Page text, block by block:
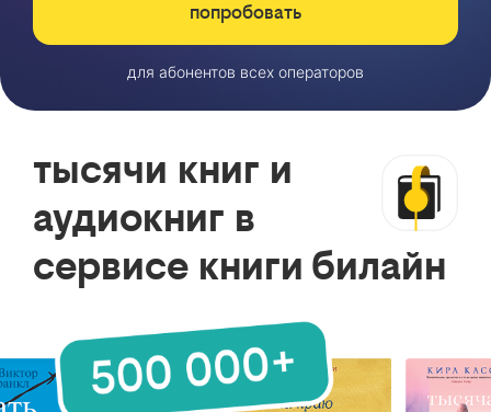
попробовать
для абонентов всех операторов
тысячи книг и
аудиокниг в
сервисе книги билайн